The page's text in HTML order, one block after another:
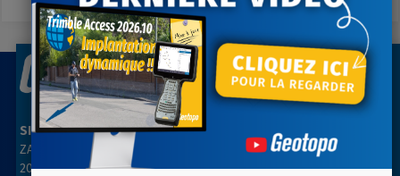
SIÈGE SOCIAL
ZAC des Grillons
208, rue de l’Ancienne Distillerie
AGENCE PARIS NORD
ZA Les belles vues
3, rue des Prés